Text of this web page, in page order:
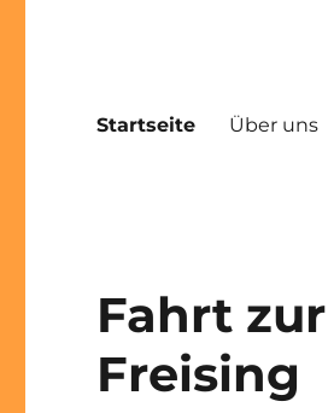
Startseite Über uns
Fahrt
Freising